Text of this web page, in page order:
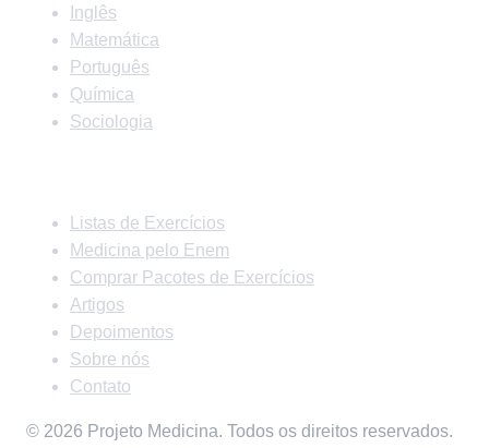
Inglês
Matemática
Português
Química
Sociologia
Listas de Exercícios
Medicina pelo Enem
Comprar Pacotes de Exercícios
Artigos
Depoimentos
Sobre nós
Contato
© 2026 Projeto Medicina. Todos os direitos reservados.